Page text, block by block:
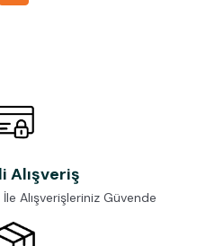
Alışveriş
Alışverişleriniz Güvende